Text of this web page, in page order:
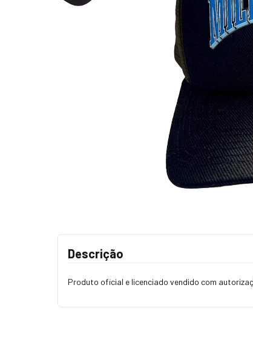
Descrição
Produto oficial e licenciado vendido com